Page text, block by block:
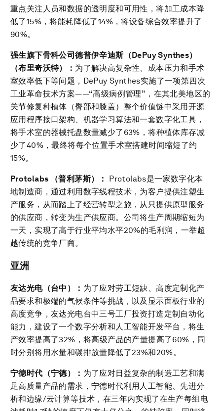
重点关注人员和数据的透明度和可用性，将加工成本降
低了15%，将能耗降低了14%，将设备综合效率提升了
90%。
强生旗下骨科公司德普伊辛迪斯（DePuy Synthes）
（布里奇沃特）： 为了解决高复杂性、成本压力和手术
室效率低下等问题，DePuy Synthes实施了一项第四次
工业革命技术方案——“高级病例管理”，在其北美地区的
关节修复种植体（臀部和膝盖）整个价值链中采用开源
应用程序接口架构、机器学习算法和一套数字化工具，
将手术室的器械托盘数量减少了63%，将种植体库存减
少了40%，最终将每个位置手术室搭建时间缩短了约
15%。
Protolabs （普利茅斯）：
Protolabs是一家数字化本
地制造商，通过利用数字线程技术，为客户提供注塑生
产服务，从而踏上了经营转型之旅，从只提供原型服务
的供应商，转变为生产供应商。公司将生产周期缩短为
一天，实现了高于行业平均水平20%的毛利润，一举超
越传统的竞争厂商。
亚洲
友达光电（台中）： 为了应对劳工短缺、高度定制化产
品要求和极端的气候条件等挑战，以及显示面板行业的
高度竞争，友达光电台中三号工厂投资打造定制自动化
能力，建设了一个数字分析和人工智能开发平台，将生
产效率提高了32%，将高级产品的产量提高了60%，同
时分别将用水量和碳排放量降低了23%和20%。
宁德时代（宁德）： 为了应对日益复杂的制造工艺和满
足高质量产品的需求，宁德时代利用人工智能、先进分
析和边缘/云计算等技术，在三年内实现了在生产每组电